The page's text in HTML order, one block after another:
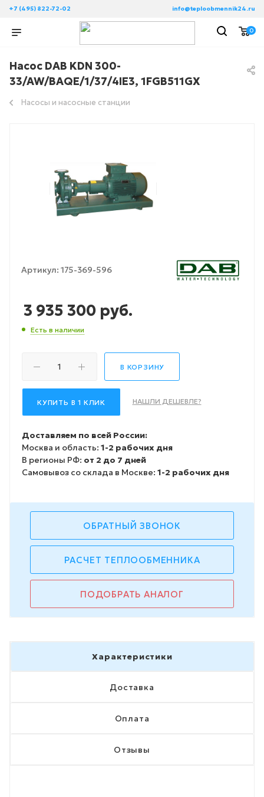
+7 (495) 822-72-02 info@teploobmennik24.ru
0
Насос DAB KDN 300-
33/AW/BAQE/1/37/4IE3, 1FGB511GX
Насосы и насосные станции
Артикул: 175-369-596
3 935 300 руб.
Есть в наличии
В КОРЗИНУ
КУПИТЬ В 1 КЛИК НАШЛИ ДЕШЕВЛЕ?
Доставляем по всей России:
Москва и область: 1-2 рабочих дня
В регионы РФ: от 2 до 7 дней
Самовывоз со склада в Москве: 1-2 рабочих дня
ОБРАТНЫЙ ЗВОНОК
РАСЧЕТ ТЕПЛООБМЕННИКА
ПОДОБРАТЬ АНАЛОГ
Характеристики
Доставка
Оплата
Отзывы